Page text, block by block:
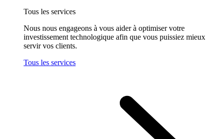
Tous les services
Nous nous engageons à vous aider à optimiser votre
investissement technologique afin que vous puissiez mieux
servir vos clients.
Tous les services